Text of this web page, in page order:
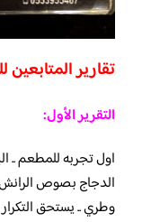
تقارير
التقرير الأول:
اول تجربه للمطعم ..
الدجاج بصوص الرانش
وطري .. يستحق التكرار